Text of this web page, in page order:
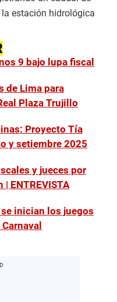
estación hidrológica
9 bajo lupa fiscal
de Lima para
Plaza Trujillo
Proyecto Tía
y setiembre 2025
y jueces por
ENTREVISTA
se inician los juegos